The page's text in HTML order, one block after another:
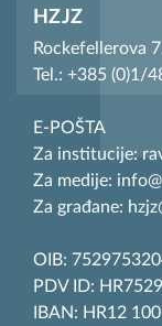
HZJZ
Rockefellerova
Tel.: +385 (0)1/
E-POŠTA
Za institucije:
Za medije:
Za građane:
OIB:
PDV ID:
IBAN: HR12